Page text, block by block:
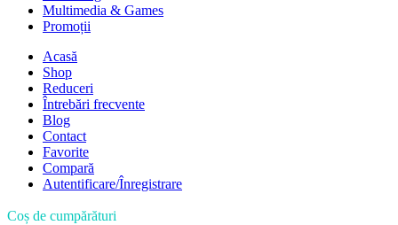
Multimedia & Games
Promoții
Acasă
Shop
Reduceri
Întrebări frecvente
Blog
Contact
Favorite
Compară
Autentificare/Înregistrare
Coș de cumpărături